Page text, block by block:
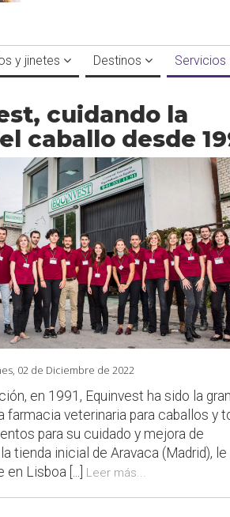
y jinetes Destinos Servicios
cuidando la
caballo desde
02 de Diciembre de 2022
en 1991, Equinvest ha sido la gran
farmacia veterinaria para caballos y
para su cuidado y mejora de
tienda inicial de Aravaca (Madrid), le
Lisboa [...] Leer más...